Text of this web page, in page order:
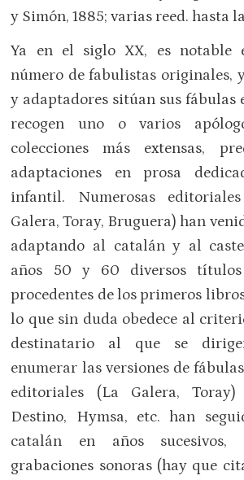
y Simón, 1885; varias reed. hasta
Ya en el siglo XX, es notable
número de fabulistas originales,
y adaptadores sitúan sus fábulas
recogen uno o varios
colecciones más extensas,
adaptaciones en prosa
infantil. Numerosas
Galera, Toray, Bruguera) han
adaptando al catalán y al
años 50 y 60 diversos títulos
procedentes de los primeros
lo que sin duda obedece al
destinatario al que se
enumerar las versiones de
editoriales (La Galera,
Destino, Hymsa, etc. han
catalán en años
grabaciones sonoras (hay que